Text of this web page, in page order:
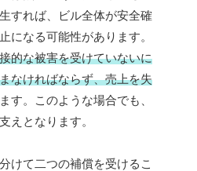
すれば、ビル全体が安全確
になる可能性があります。
的な被害を受けていないに
なければならず、売上を失
す。このような場合でも、
えとなります。
けて二つの補償を受けるこ